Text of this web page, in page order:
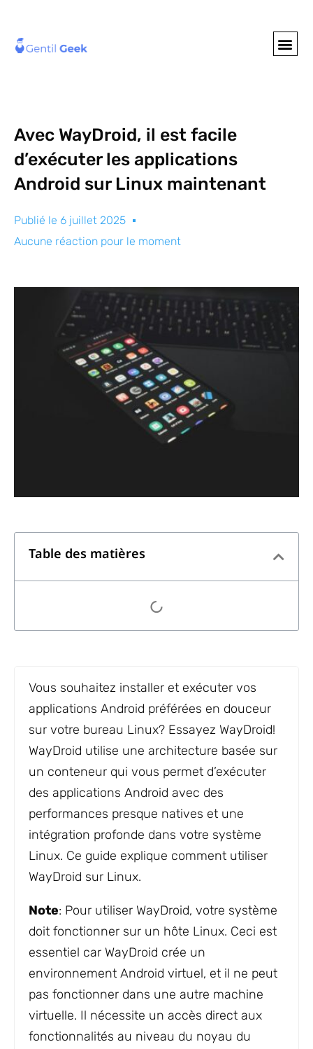
Avec WayDroid, il est facile
d’exécuter les applications
Android sur Linux maintenant
Publié le 6 juillet 2025
Aucune réaction pour le moment
Table des matières
Vous souhaitez installer et exécuter vos
applications Android préférées en douceur
sur votre bureau Linux? Essayez WayDroid!
WayDroid utilise une architecture basée sur
un conteneur qui vous permet d’exécuter
des applications Android avec des
performances presque natives et une
intégration profonde dans votre système
Linux. Ce guide explique comment utiliser
WayDroid sur Linux.
Note: Pour utiliser WayDroid, votre système
doit fonctionner sur un hôte Linux. Ceci est
essentiel car WayDroid crée un
environnement Android virtuel, et il ne peut
pas fonctionner dans une autre machine
virtuelle. Il nécessite un accès direct aux
fonctionnalités au niveau du noyau du